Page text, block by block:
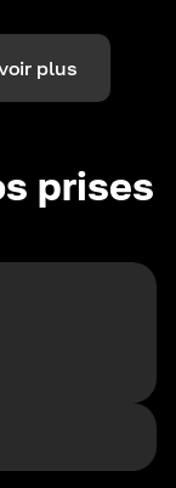
plus
prises